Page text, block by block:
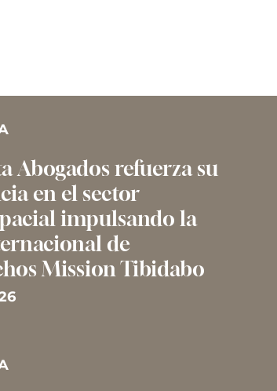
Abogados refuerza su
en el sector
impulsando la
de
Mission Tibidabo